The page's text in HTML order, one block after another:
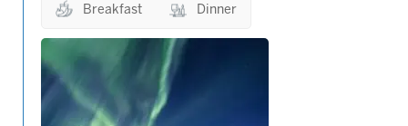
Breakfast Dinner